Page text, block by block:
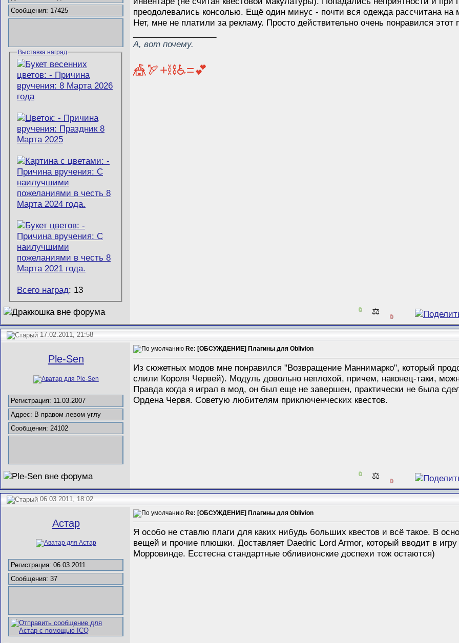
Сообщения: 17425
Выставка наград
Всего наград: 13
преодолевались консолью. Ещё один минус - почти вся одежда рассчитана на
Нет, мне не платили за рекламу. Просто действительно очень понравился этот
А, вот почему.
🎪🏹+⛓️♿=💕
0 ⚖️ 0
17.02.2011, 21:58
Ple-Sen
Регистрация: 11.03.2007
Адрес: В правом левом углу
Сообщения: 24102
Re: [ОБСУЖДЕНИЕ] Плагины для Oblivion
Из сюжетных модов мне понравился "Возвращение Маннимарко", который
слили Короля Червей). Модуль довольно неплохой, причем, наконец-таки,
Правда когда я играл в мод, он был еще не завершен, практически не была
Ордена Червя. Советую любителям приключенческих квестов.
0 ⚖️ 0
06.03.2011, 18:02
Астар
Регистрация: 06.03.2011
Сообщения: 37
Re: [ОБСУЖДЕНИЕ] Плагины для Oblivion
Я особо не ставлю плаги для каких нибудь больших квестов и всё такое. В
вещей и прочие плюшки. Доставляет Daedric Lord Armor, который вводит в
Морровинде. Есстесна стандартные обливионские доспехи тож остаются)